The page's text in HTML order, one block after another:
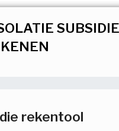
SUBSIDIE
rekentool